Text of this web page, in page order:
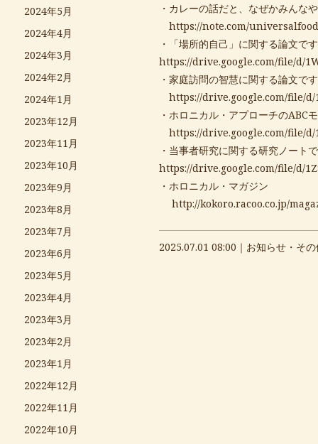
2024年5月
2024年4月
2024年3月
2024年2月
2024年1月
2023年12月
2023年11月
2023年10月
2023年9月
2023年8月
2023年7月
2023年6月
2023年5月
2023年4月
2023年3月
2023年2月
2023年1月
2022年12月
2022年11月
2022年10月
・カレーの話だと、なぜかみんな
https://note.com/
・「場所的自己」に関する論文で
https://drive.google.com/file/d/
・家庭訪問の智慧に関する論文で
https://drive.google.com/file/
・ホロニカル・アプローチのABC
https://drive.google.com/file/d/
・当事者研究に関する研究ノート
https://drive.google.com/file/d/
・ホロニカル・マガジン
http://kokoro.racoo.co.jp/
2025.07.01 08:00｜ お知らせ・そ